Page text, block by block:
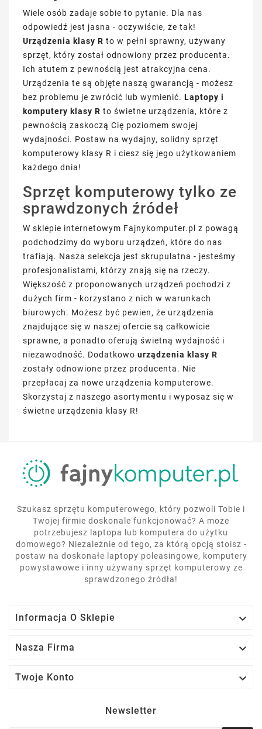
Wiele osób zadaje sobie to pytanie. Dla nas
odpowiedź jest jasna - oczywiście, że tak!
Urządzenia klasy R to w pełni sprawny, używany
sprzęt, który został odnowiony przez producenta.
Ich atutem z pewnością jest atrakcyjna cena.
Urządzenia te są objęte naszą gwarancją - możesz
bez problemu je zwrócić lub wymienić. Laptopy i
komputery klasy R to świetne urządzenia, które z
pewnością zaskoczą Cię poziomem swojej
wydajności. Postaw na wydajny, solidny sprzęt
komputerowy klasy R i ciesz się jego użytkowaniem
każdego dnia!
Sprzęt komputerowy tylko ze
sprawdzonych źródeł
W sklepie internetowym Fajnykomputer.pl z powagą
podchodzimy do wyboru urządzeń, które do nas
trafiają. Nasza selekcja jest skrupulatna - jesteśmy
profesjonalistami, którzy znają się na rzeczy.
Większość z proponowanych urządzeń pochodzi z
dużych firm - korzystano z nich w warunkach
biurowych. Możesz być pewien, że urządzenia
znajdujące się w naszej ofercie są całkowicie
sprawne, a ponadto oferują świetną wydajność i
niezawodność. Dodatkowo urządzenia klasy R
zostały odnowione przez producenta. Nie
przepłacaj za nowe urządzenia komputerowe.
Skorzystaj z naszego asortymentu i wyposaż się w
świetne urządzenia klasy R!
Szukasz sprzętu komputerowego, który pozwoli Tobie i
Twojej firmie doskonale funkcjonować? A może
potrzebujesz laptopa lub komputera do użytku
domowego? Niezależnie od tego, za którą opcją stoisz -
postaw na doskonałe laptopy poleasingowe, komputery
powystawowe i inny używany sprzęt komputerowy ze
sprawdzonego źródła!
Informacja O Sklepie 
Nasza Firma 
Twoje Konto 
Newsletter